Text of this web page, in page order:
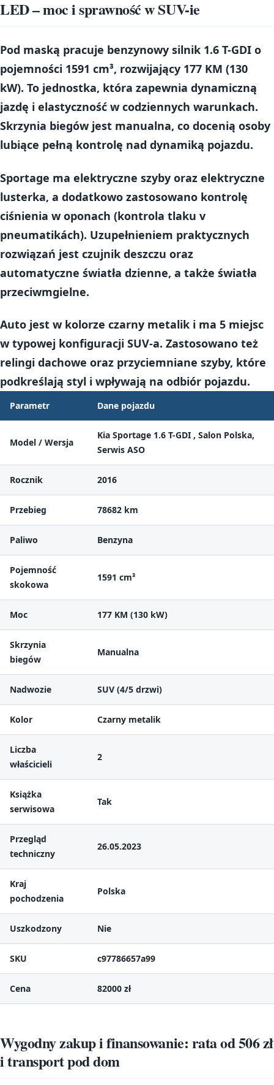
LED – moc i sprawność w SUV-ie
Pod maską pracuje benzynowy silnik 1.6 T-GDI o
pojemności 1591 cm³, rozwijający 177 KM (130
kW). To jednostka, która zapewnia dynamiczną
jazdę i elastyczność w codziennych warunkach.
Skrzynia biegów jest manualna, co docenią osoby
lubiące pełną kontrolę nad dynamiką pojazdu.
Sportage ma elektryczne szyby oraz elektryczne
lusterka, a dodatkowo zastosowano kontrolę
ciśnienia w oponach (kontrola tlaku v
pneumatikách). Uzupełnieniem praktycznych
rozwiązań jest czujnik deszczu oraz
automatyczne światła dzienne, a także światła
przeciwmgielne.
Auto jest w kolorze czarny metalik i ma 5 miejsc
w typowej konfiguracji SUV-a. Zastosowano też
relingi dachowe oraz przyciemniane szyby, które
podkreślają styl i wpływają na odbiór pojazdu.
Parametr Dane pojazdu
Model / Wersja
Kia Sportage 1.6 T-GDI , Salon Polska,
Serwis ASO
Rocznik 2016
Przebieg 78682 km
Paliwo Benzyna
Pojemność
skokowa
1591 cm³
Moc 177 KM (130 kW)
Skrzynia
biegów
Manualna
Nadwozie SUV (4/5 drzwi)
Kolor Czarny metalik
Liczba
właścicieli
2
Książka
serwisowa
Tak
Przegląd
techniczny
26.05.2023
Kraj
pochodzenia
Polska
Uszkodzony Nie
SKU c97786657a99
Cena 82000 zł
Wygodny zakup i finansowanie: rata od 506 zł
i transport pod dom